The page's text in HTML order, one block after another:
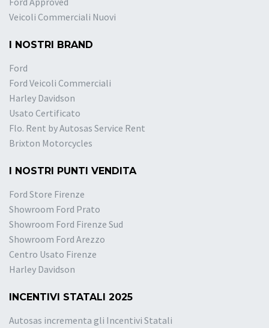
Veicoli Commerciali Nuovi
I NOSTRI BRAND
Ford
Ford Veicoli Commerciali
Harley Davidson
Usato Certificato
Flo. Rent by Autosas Service Rent
Brixton Motorcycles
I NOSTRI PUNTI VENDITA
Ford Store Firenze
Showroom Ford Prato
Showroom Ford Firenze Sud
Showroom Ford Arezzo
Centro Usato Firenze
Harley Davidson
INCENTIVI STATALI 2025
Autosas incrementa gli Incentivi Statali